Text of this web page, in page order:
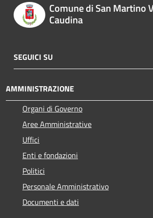
Comune di San Martino
Caudina
SEGUICI SU
AMMINISTRAZIONE
Organi di Governo
Aree Amministrative
Uffici
Enti e fondazioni
Politici
Personale Amministrativo
Documenti e dati